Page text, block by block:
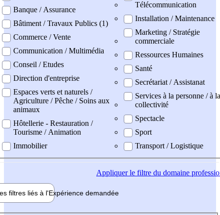
Banque / Assurance
Bâtiment / Travaux Publics (1)
Commerce / Vente
Communication / Multimédia
Conseil / Etudes
Direction d'entreprise
Espaces verts et naturels /
Agriculture / Pêche / Soins aux
animaux
Hôtellerie - Restauration /
Tourisme / Animation
Immobilier
Télécommunication
Installation / Maintenance
Marketing / Stratégie
commerciale
Ressources Humaines
Santé
Secrétariat / Assistanat
Services à la personne / à la
collectivité
Spectacle
Sport
Transport / Logistique
Appliquerle filtre du domaine
filtres liés à l'Expérience demandée